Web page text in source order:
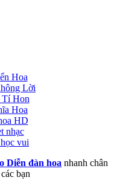
Hoa
Lời
Hon
Hoa
HD
nhạc
vui
Diễn đàn hoa nhanh chân
bạn